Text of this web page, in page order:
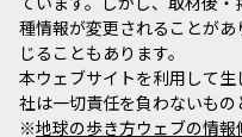
種情報が変更されることが
じることもあります。
本ウェブサイトを利用して
社は一切責任を負わないもの
※地球の歩き方ウェブの情